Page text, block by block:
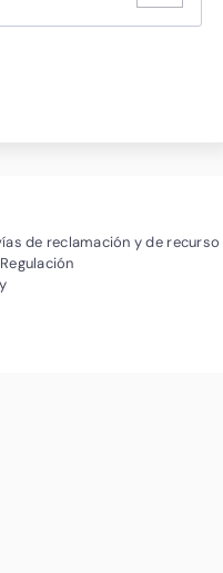
de reclamación y de recurso
nueva ventana)
Regulación
(Abrir nueva ventana)